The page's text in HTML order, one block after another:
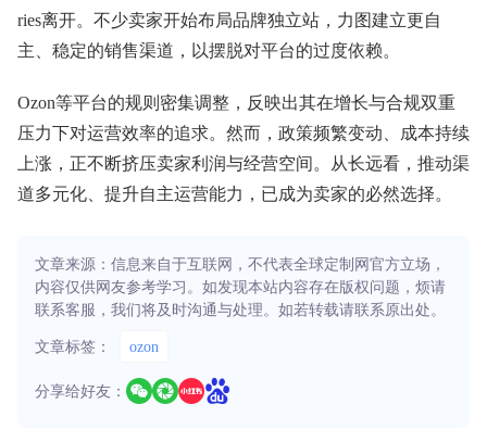
ries离开。不少卖家开始布局品牌独立站，力图建立更自
主、稳定的销售渠道，以摆脱对平台的过度依赖。
Ozon等平台的规则密集调整，反映出其在增长与合规双重
压力下对运营效率的追求。然而，政策频繁变动、成本持续
上涨，正不断挤压卖家利润与经营空间。从长远看，推动渠
道多元化、提升自主运营能力，已成为卖家的必然选择。
文章来源：信息来自于互联网，不代表全球定制网官方立场，
内容仅供网友参考学习。如发现本站内容存在版权问题，烦请
联系客服，我们将及时沟通与处理。如若转载请联系原出处。
文章标签： ozon
分享给好友：